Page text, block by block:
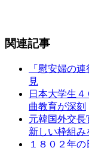
関連記事
「慰安婦の
見
日本大学生
曲教育が深刻
元韓国外交
新しい枠組み
１８０２年